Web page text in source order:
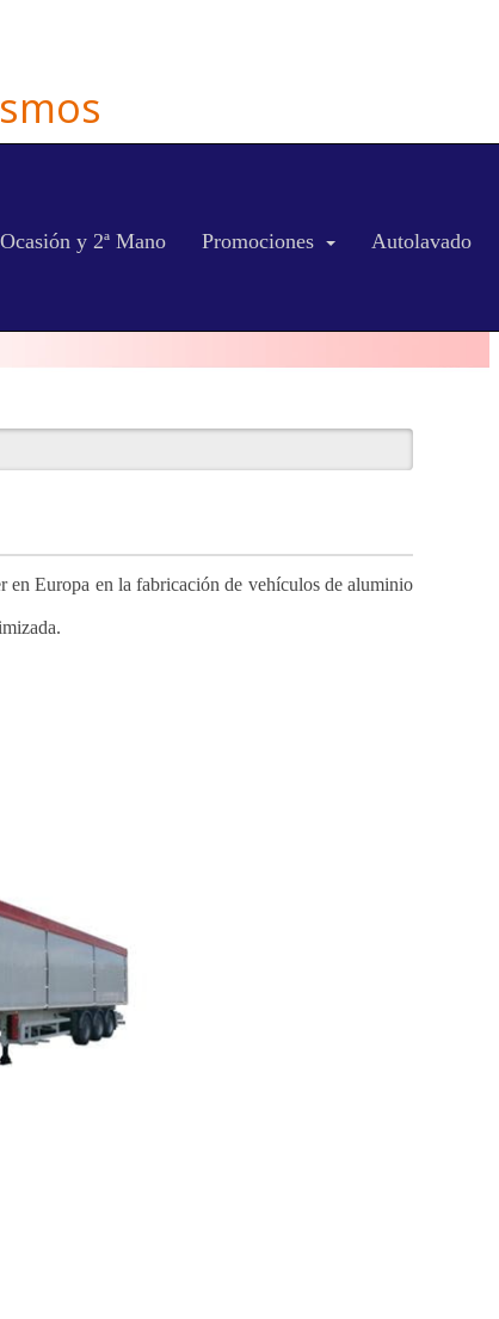
y 2ª Mano Promociones Autolavado
Europa en la fabricación de vehículos de aluminio